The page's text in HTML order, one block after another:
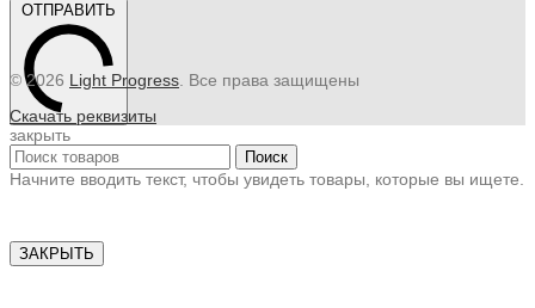
ОТПРАВИТЬ
© 2026 Light Progress. Все права защищены
Скачать реквизиты
закрыть
Поиск
Начните вводить текст, чтобы увидеть товары, которые вы ищете.
ЗАКРЫТЬ